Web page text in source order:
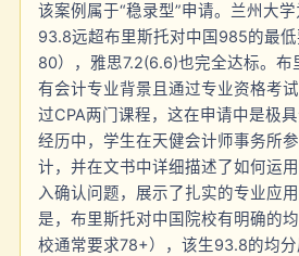
该案例属于“稳录型”申请。兰州大
93.8远超布里斯托对中国985的最
80），雅思7.2(6.6)也完全达标。布
有会计专业背景且通过专业资格考
过CPA两门课程，这在申请中是极
经历中，学生在天健会计师事务所
计，并在文书中详细描述了如何运
入确认问题，展示了扎实的专业应
是，布里斯托对中国院校有明确的
校通常要求78+），该生93.8的均分